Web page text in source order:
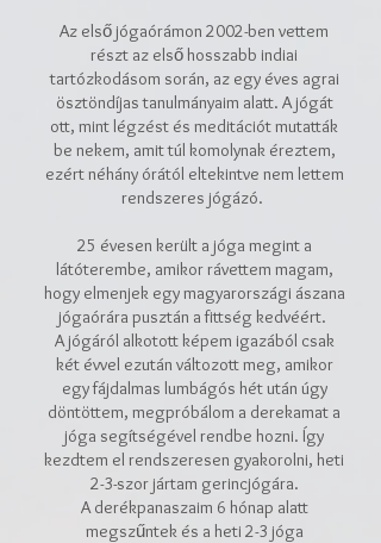
Az első jógaórámon 2002-ben vettem
részt az első hosszabb indiai
tartózkodásom során, az egy éves agrai
ösztöndíjas tanulmányaim alatt. A jógát
ott, mint légzést és meditációt mutatták
be nekem, amit túl komolynak éreztem,
ezért néhány órától eltekintve nem lettem
rendszeres jógázó.
25 évesen került a jóga megint a
látóterembe, amikor rávettem magam,
hogy elmenjek egy magyarországi ászana
jógaórára pusztán a fittség kedvéért.
A jógáról alkotott képem igazából csak
két évvel ezután változott meg, amikor
egy fájdalmas lumbágós hét után úgy
döntöttem, megpróbálom a derekamat a
jóga segítségével rendbe hozni. Így
kezdtem el rendszeresen gyakorolni, heti
2-3-szor jártam gerincjógára.
A derékpanaszaim 6 hónap alatt
megszűntek és a heti 2-3 jóga